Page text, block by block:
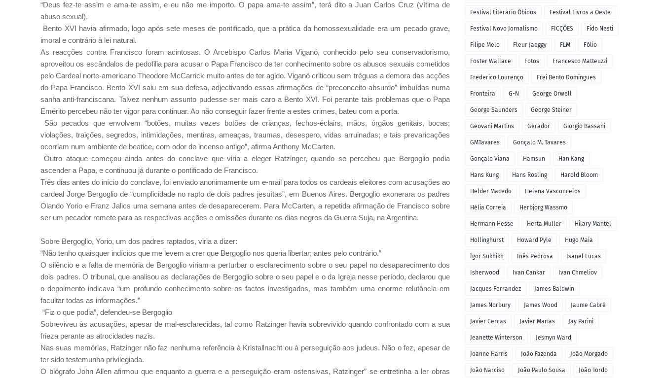
“Deus fez-te assim e ama-te assim, e eu não me importo. O papa ama-te assim”, terá dito a Juan Carlos Cruz (vítima de
abuso sexual).
Bento XVI havia afirmado, logo após sete meses de pontificado, que a prática da homossexualidade era um pecado grave,
imoral e contrário à lei natural.
As reacções contra Francisco foram acintosas. O Arcebispo Carlos Maria Viganó, conhecido pelo seu conservadorismo,
aproveitou os escândalos de pedofilia para acusar o Papa Francisco de ter conhecimento sobre os abusos sexuais cometidos
pelo Cardeal norte-americano Theodore McCarrick muito antes de ter agido. Viganó criticou sem tréguas a demora das acções
do Papa Francisco. Bento XVI saiu em sua defesa, adjectivando essas afirmações de “preconceito absurdo” imbuídas numa
sanha anti-franciscana. Talvez nenhum assunto pudesse ser mais caro a Bento XVI. Foi perante tais problemas que o Papa
Emérito percebeu não ter vigor para continuar. Ao não conseguir fazer frente a estes crimes, bateu com a porta.
São pecados que envolvem “botões, muitas vezes botões de crianças, fechos-éclairs, mãos, órgãos genitais, bocas;
violações, traições, segredos, intimidações, mentiras, ameaças, traumas, desespero, vidas arruinadas; e tais prevaricações
ocorriam num ambiente de beatice, com odor de incenso antigo”, afirma Anthony McCarten.
Outro ataque começou ainda antes do conclave que viria a eleger Ratzinger, quando se percebeu que Bergoglio podia
ascender a Papa, e continuou já durante o pontificado de Francisco.
Três dias antes do início do conclave, foi enviado anonimamente um e-mail para todos os cardeais eleitores com acusações ao
cardeal Jorge Bergoglio de “cumplicidade no rapto de dois padres jesuítas”, em Buenos Aires. Bergoglio exonerara os padres
Olando Yorio e Franz Jalics uma semana antes de desaparecerem. Para McCarten, a repetida afirmação de Francisco sobre
ser um pecador remete para as respectivas acções e omissões durante os dias negros da Guerra Suja, na Argentina.
Sobre Bergoglio, Yorio, um dos padres raptados, viria a dizer:
“Não tenho quaisquer indícios que me levem a crer que Bergoglio nos queria libertar; antes pelo contrário.”
O silêncio e a falta de memória de Bergoglio viriam a perturbar o esclarecimento sobre o seu papel no desaparecimento dos
dois padres. O tribunal, que analisou as declarações de Bergoglio sobre o seu papel e o da Igreja nesse período, declarou que
o depoimento indicava “um profundo conhecimento sobre os factos investigados, mas também uma enorme relutância em
facultar todas as informações.”
“Fiz o que podia”, defendeu-se Bergoglio
Sobreviveu às acusações, apesar de mal-esclarecidas, tal como Ratzinger havia sobrevivido quando confrontado com a sua
frieza perante as atrocidades nazis.
Nas suas memórias, Ratzinger não faz nenhuma referência à Kristallnacht ou à perseguição aos judeus. Não o fez, apesar de
ter sido testemunha privilegiada.
O biógrafo John Allen afirmou que enquanto a guerra e a perseguição eram ostensivas, Ratzinger” se entretinha a ler obras
Festival Literário Óbidos Festival Livros a Oeste
Festival Novo Jornalismo FICÇÕES Fido Nesti
Filipe Melo Fleur Jaeggy FLM Fólio
Foster Wallace Fotos Francesco Matteuzzi
Frederico Lourenço Frei Bento Domingues
Fronteira G-N George Orwell
George Saunders George Steiner
Geovani Martins Gerador Giorgio Bassani
GMTavares Gonçalo M. Tavares
Gonçalo Viana Hamsun Han Kang
Hans Kung Hans Rosling Harold Bloom
Helder Macedo Helena Vasconcelos
Hélia Correia Herbjorg Wassmo
Hermann Hesse Herta Muller Hilary Mantel
Hollinghurst Howard Pyle Hugo Maia
Ígor Sukhikh Inês Pedrosa Isanel Lucas
Isherwood Ivan Cankar Ivan Chmeliov
Jacques Ferrandez James Baldwin
James Norbury James Wood Jaume Cabré
Javier Cercas Javier Marías Jay Parini
Jeanette Winterson Jesmyn Ward
Joanne Harris João Fazenda João Morgado
João Narciso João Paulo Sousa João Tordo